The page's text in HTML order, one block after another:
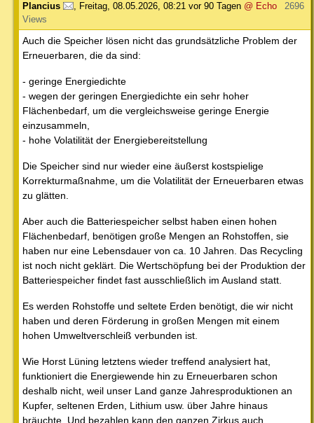
Plancius , Freitag, 08.05.2026, 08:21 vor 90 Tagen @ Echo
2696
Views
Auch die Speicher lösen nicht das grundsätzliche Problem der
Erneuerbaren, die da sind:
- geringe Energiedichte
- wegen der geringen Energiedichte ein sehr hoher
Flächenbedarf, um die vergleichsweise geringe Energie
einzusammeln,
- hohe Volatilität der Energiebereitstellung
Die Speicher sind nur wieder eine äußerst kostspielige
Korrekturmaßnahme, um die Volatilität der Erneuerbaren etwas
zu glätten.
Aber auch die Batteriespeicher selbst haben einen hohen
Flächenbedarf, benötigen große Mengen an Rohstoffen, sie
haben nur eine Lebensdauer von ca. 10 Jahren. Das Recycling
ist noch nicht geklärt. Die Wertschöpfung bei der Produktion der
Batteriespeicher findet fast ausschließlich im Ausland statt.
Es werden Rohstoffe und seltete Erden benötigt, die wir nicht
haben und deren Förderung in großen Mengen mit einem
hohen Umweltverschleiß verbunden ist.
Wie Horst Lüning letztens wieder treffend analysiert hat,
funktioniert die Energiewende hin zu Erneuerbaren schon
deshalb nicht, weil unser Land ganze Jahresproduktionen an
Kupfer, seltenen Erden, Lithium usw. über Jahre hinaus
bräuchte. Und bezahlen kann den ganzen Zirkus auch